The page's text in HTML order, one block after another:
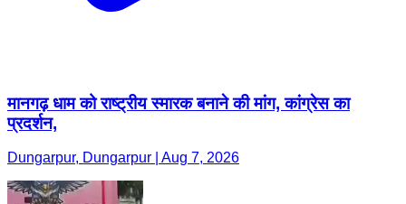
मानगढ़ धाम को राष्ट्रीय स्मारक बनाने की मांग, कांग्रेस का
प्रदर्शन,
Dungarpur, Dungarpur | Aug 7, 2026